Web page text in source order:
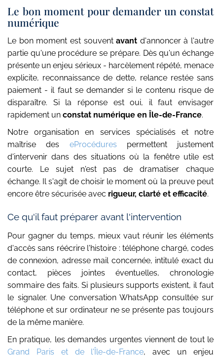
Le bon moment pour demander un constat
numérique
Le bon moment est souventavant d'annoncer à l'autre
partie qu'une procédure se prépare. Dès qu'un échange
présente un enjeu sérieux - harcèlement répété, menace
explicite, reconnaissance de dette, relance restée sans
paiement - il faut se demander si le contenu risque de
disparaître. Si la réponse est oui, il faut envisager
rapidement un constat numérique en Île-de-France.
Notre organisation en services spécialisés et notre
maîtrise des eProcédures permettent justement
d'intervenir dans des situations où la fenêtre utile est
courte. Le sujet n'est pas de dramatiser chaque
échange. Il s'agit de choisir le moment où la preuve peut
encore être sécurisée avec rigueur, clarté et efficacité.
Ce qu'il faut préparer avant l'intervention
Pour gagner du temps, mieux vaut réunir les éléments
d'accès sans réécrire l'histoire : téléphone chargé, codes
de connexion, adresse mail concernée, intitulé exact du
contact, pièces jointes éventuelles, chronologie
sommaire des faits. Si plusieurs supports existent, il faut
le signaler. Une conversation WhatsApp consultée sur
téléphone et sur ordinateur ne se présente pas toujours
de la même manière.
En pratique, les demandes urgentes viennent de tout le
Grand Paris et de l'Île-de-France, avec un enjeu